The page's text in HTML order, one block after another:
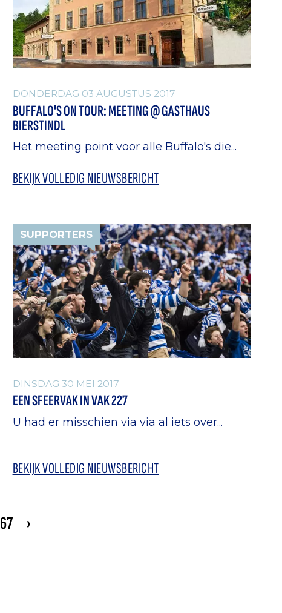
DONDERDAG 03 AUGUSTUS 2017
BUFFALO'S ON TOUR: MEETING @ GASTHAUS
BIERSTINDL
Het meeting point voor alle Buffalo's die...
BEKIJK VOLLEDIG NIEUWSBERICHT
SUPPORTERS
DINSDAG 30 MEI 2017
EEN SFEERVAK IN VAK 227
U had er misschien via via al iets over...
BEKIJK VOLLEDIG NIEUWSBERICHT
67 ›